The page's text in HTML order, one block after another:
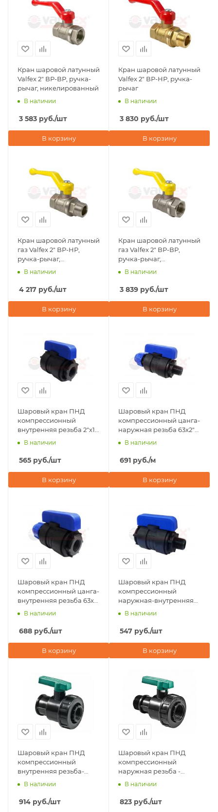
Кран шаровой латунный
Valfex 2" ВР-ВР, ручка-
рычаг, никелированный
В наличии
3 583 руб./шт
В корзину
Кран шаровой латунный
Valfex 2" ВР-НР, ручка-
рычаг
В наличии
3 830 руб./шт
В корзину
Кран шаровой латунный
газ Valfex 2" ВР-НР,
ручка-рычаг,
никелированный
В наличии
4 217 руб./шт
В корзину
Кран шаровой латунный
газ Valfex 2" ВР-ВР,
ручка-рычаг,
никелированный
В наличии
3 839 руб./шт
В корзину
Шаровый кран ПНД
компрессионный
внутренняя резьба 2"х1
1/2" ДУ 46 мм Valfex
В наличии
565 руб./шт
В корзину
Шаровый кран ПНД
компрессионный цанга-
наружная резьба 63х2"
Valfex
В наличии
691 руб./м
В корзину
Шаровый кран ПНД
компрессионный цанга-
внутренняя резьба 63х2"
Valfex
В наличии
688 руб./шт
В корзину
Шаровый кран ПНД
компрессионный
наружная-внутренняя
резьба 2"х1 1/2" ДУ 46 мм
В наличии
547 руб./шт
В корзину
Шаровый кран ПНД
компрессионный
внутренняя резьба-
внутренняя резьба 2"х 2"
В наличии
914 руб./шт
Шаровый кран ПНД
компрессионный
наружная резьба -
внутренняя резьба 2"х2"
В наличии
823 руб./шт